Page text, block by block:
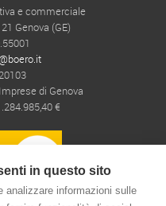
e commerciale
Genova (GE)
di Genova
€
in questo sito
analizzare informazioni sulle